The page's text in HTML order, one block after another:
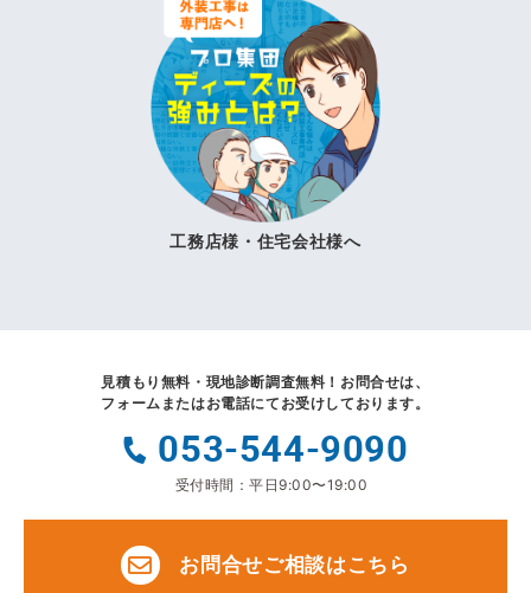
工務店様・住宅会社様へ
見積もり無料・現地診断調査無料！ お問合せは、
フォームまたはお電話にてお受けしております。
053-544-9090
受付時間：平日9:00〜19:00
お問合せご相談はこちら